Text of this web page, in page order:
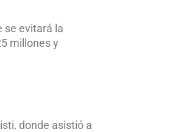
se evitará la
millones y
donde asistió a